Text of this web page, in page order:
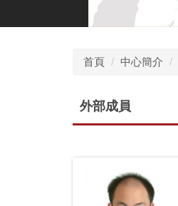
首頁 中心簡介
外部成員